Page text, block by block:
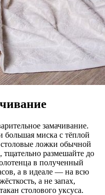
замачивание.
большая миска с тёплой
ложки обычной
размешайте до
в полученный
а в идеале — на всю
а не запах,
столового уксуса.